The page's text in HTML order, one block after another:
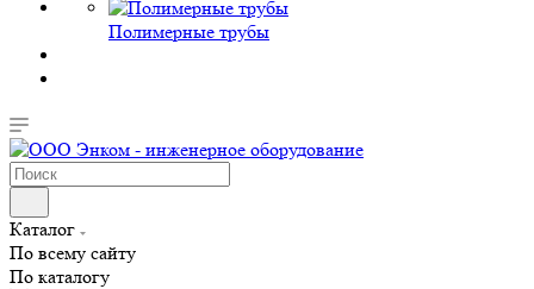
Полимерные трубы
Каталог
По всему сайту
По каталогу